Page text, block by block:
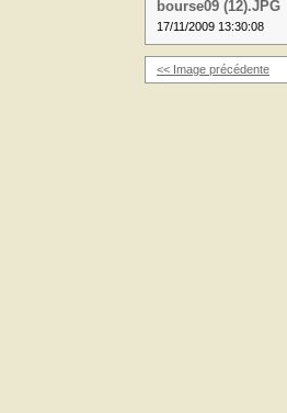
bourse09 (12).JPG
17/11/2009 13:30:08
<< Image précédente